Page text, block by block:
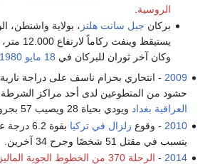
الروسية
بركان جبل سانت هلنز ، بولاية واشنطن،
يستيقظ
وكان آخر ثوران للبركان في 18 مايو 1980
2009 - انتحاري بحزام ناسف على دراجة
حشود من المتطوعين لدى أحد مراكز
العراقية بغداد ويودي بحياة 28 ويصيب 57 بجروح.
2010 - وقوع زلزال في تركيا بقوة 6.2 درجة على
يتسبب في مقتل 51 شخصًا وجرح 34 آخرين.
2014
- الرحلة 370 من الخطوط الجوية الماليزية